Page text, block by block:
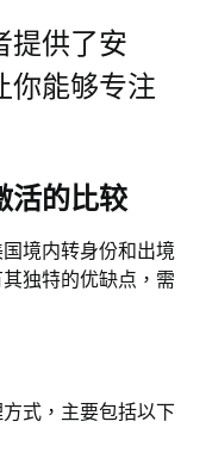
提供了安
你能够专注
活的比较
境内转身份和出境
独特的优缺点，需
式，主要包括以下